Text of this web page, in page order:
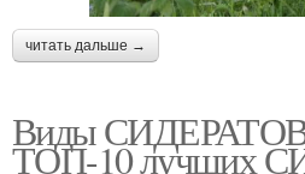
читать дальше →
Виды СИДЕРАТОВ
ТОП-10 лучших